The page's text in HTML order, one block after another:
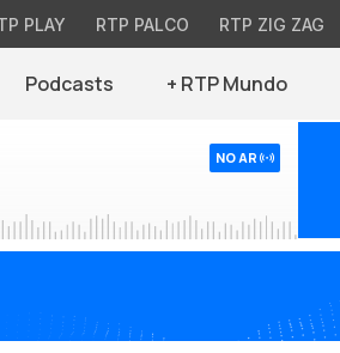
PLAY RTP PALCO RTP ZIG ZAG
Podcasts + RTP Mundo
NO AR